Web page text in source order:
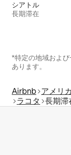
シアトル
長期滞在
*特定の地域およ
あります。
Airbnb アメリ
ラコタ 長期滞